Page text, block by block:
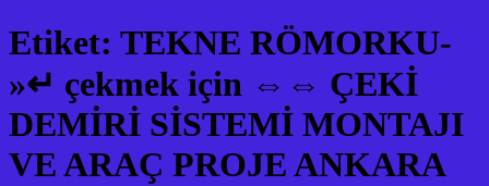
Etiket: TEKNE RÖMORKU-
»↵ çekmek için ⇔⇔ ÇEKİ
DEMİRİ SİSTEMİ MONTAJI
VE ARAÇ PROJE ANKARA